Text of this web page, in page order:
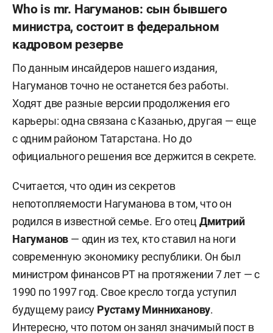
Who is mr. Нагуманов: сын бывшего
министра, состоит в федеральном
кадровом резерве
По данным инсайдеров нашего издания,
Нагуманов точно не останется без работы.
Ходят две разные версии продолжения его
карьеры: одна связана с Казанью, другая — еще
с одним районом Татарстана. Но до
официального решения все держится в секрете.
Считается, что один из секретов
непотопляемости Нагуманова в том, что он
родился в известной семье. Его отец Дмитрий
Нагуманов — один из тех, кто ставил на ноги
современную экономику республики. Он был
министром финансов РТ на протяжении 7 лет — с
1990 по 1997 год. Свое кресло тогда уступил
будущему раису Рустаму Минниханову.
Интересно, что потом он занял значимый пост в